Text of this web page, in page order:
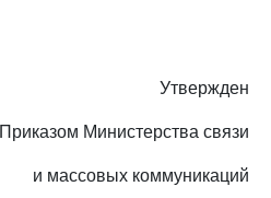
Утвержден
Приказом Министерства связи
и массовых коммуникаций